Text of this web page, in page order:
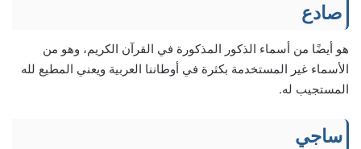
صادع
هو أيضًا من أسماء الذكور المذكورة في القرآن الكريم، وهو من
الأسماء غير المستخدمة بكثرة في أوطاننا العربية ويعني المطيع لله
المستجيب له.
ساجي